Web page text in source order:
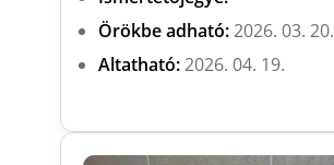
Örökbe adható:2026. 03. 20.
Altatható:2026. 04. 19.